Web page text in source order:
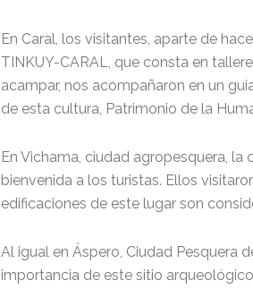
En Caral, los visitantes, aparte de
TINKUY-CARAL, que consta en
acampar, nos acompañaron en un
de esta cultura, Patrimonio de la
En Vichama, ciudad agropesquera,
bienvenida a los turistas. Ellos
edificaciones de este lugar son
Al igual en Áspero, Ciudad Pesquera
importancia de este sitio